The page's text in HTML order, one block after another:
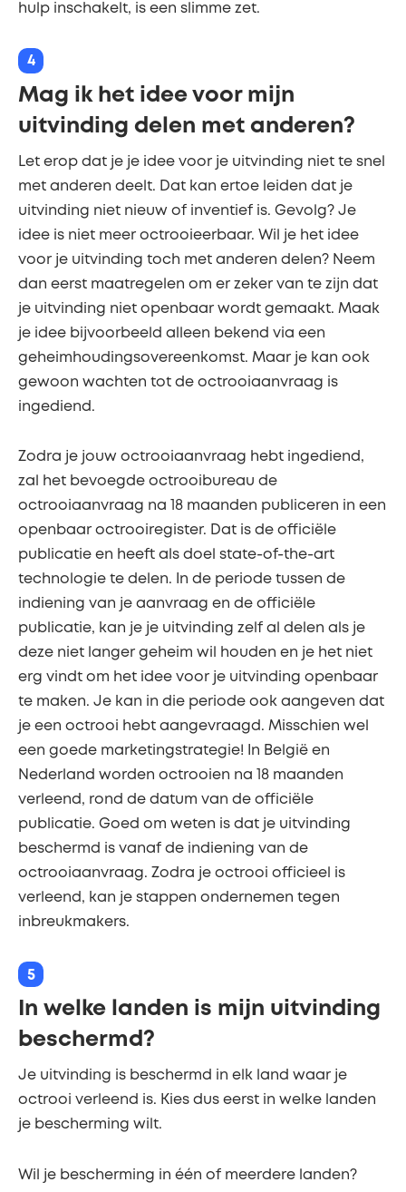
hulp inschakelt, is een slimme zet.
4
Mag ik het idee voor mijn
uitvinding delen met anderen?
Let erop dat je je idee voor je uitvinding niet te snel
met anderen deelt. Dat kan ertoe leiden dat je
uitvinding niet nieuw of inventief is. Gevolg? Je
idee is niet meer octrooieerbaar. Wil je het idee
voor je uitvinding toch met anderen delen? Neem
dan eerst maatregelen om er zeker van te zijn dat
je uitvinding niet openbaar wordt gemaakt. Maak
je idee bijvoorbeeld alleen bekend via een
geheimhoudingsovereenkomst. Maar je kan ook
gewoon wachten tot de octrooiaanvraag is
ingediend.
Zodra je jouw octrooiaanvraag hebt ingediend,
zal het bevoegde octrooibureau de
octrooiaanvraag na 18 maanden publiceren in een
openbaar octrooiregister. Dat is de officiële
publicatie en heeft als doel state-of-the-art
technologie te delen. In de periode tussen de
indiening van je aanvraag en de officiële
publicatie, kan je je uitvinding zelf al delen als je
deze niet langer geheim wil houden en je het niet
erg vindt om het idee voor je uitvinding openbaar
te maken. Je kan in die periode ook aangeven dat
je een octrooi hebt aangevraagd. Misschien wel
een goede marketingstrategie! In België en
Nederland worden octrooien na 18 maanden
verleend, rond de datum van de officiële
publicatie. Goed om weten is dat je uitvinding
beschermd is vanaf de indiening van de
octrooiaanvraag. Zodra je octrooi officieel is
verleend, kan je stappen ondernemen tegen
inbreukmakers.
5
In welke landen is mijn uitvinding
beschermd?
Je uitvinding is beschermd in elk land waar je
octrooi verleend is. Kies dus eerst in welke landen
je bescherming wilt.
Wil je bescherming in één of meerdere landen?